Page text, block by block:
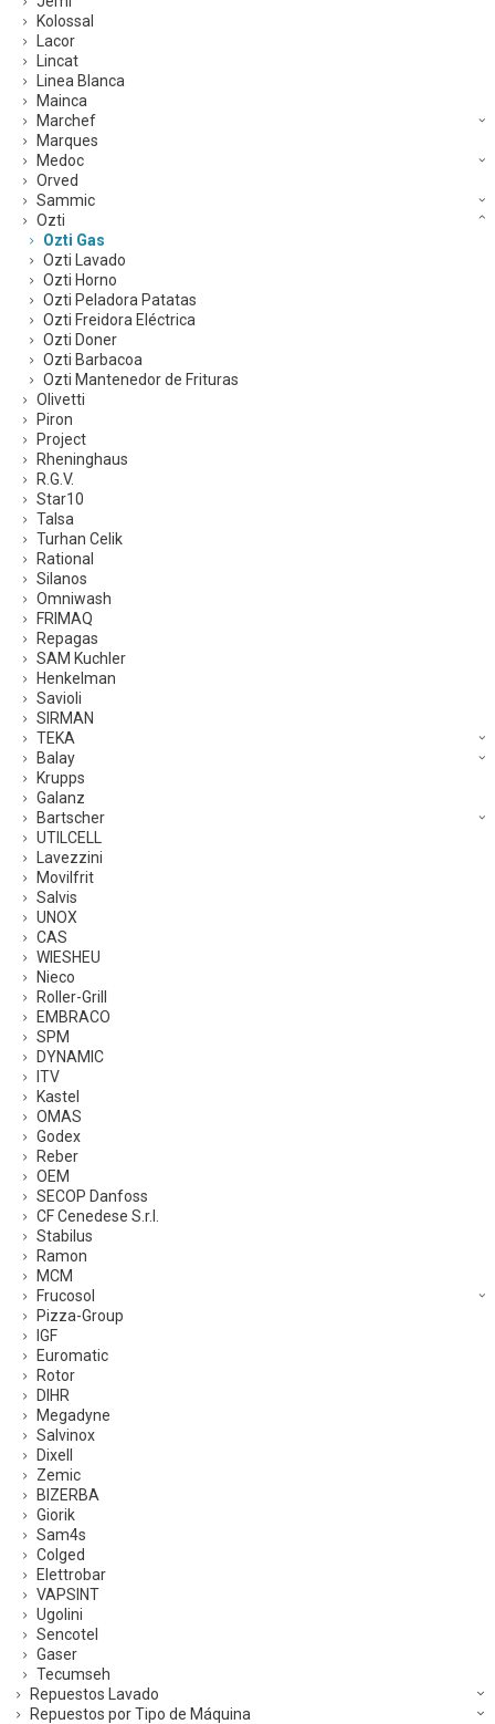
Kolossal
Lacor
Lincat
Linea Blanca
Mainca
Marchef
Marques
Medoc
Orved
Sammic
Ozti
Ozti Gas
Ozti Lavado
Ozti Horno
Ozti Peladora Patatas
Ozti Freidora Eléctrica
Ozti Doner
Ozti Barbacoa
Ozti Mantenedor de Frituras
Olivetti
Piron
Project
Rheninghaus
R.G.V.
Star10
Talsa
Turhan Celik
Rational
Silanos
Omniwash
FRIMAQ
Repagas
SAM Kuchler
Henkelman
Savioli
SIRMAN
TEKA
Balay
Krupps
Galanz
Bartscher
UTILCELL
Lavezzini
Movilfrit
Salvis
UNOX
CAS
WIESHEU
Nieco
Roller-Grill
EMBRACO
SPM
DYNAMIC
ITV
Kastel
OMAS
Godex
Reber
OEM
SECOP Danfoss
CF Cenedese S.r.l.
Stabilus
Ramon
MCM
Frucosol
Pizza-Group
IGF
Euromatic
Rotor
DIHR
Megadyne
Salvinox
Dixell
Zemic
BIZERBA
Giorik
Sam4s
Colged
Elettrobar
VAPSINT
Ugolini
Sencotel
Gaser
Tecumseh
Repuestos Lavado
Repuestos por Tipo de Máquina